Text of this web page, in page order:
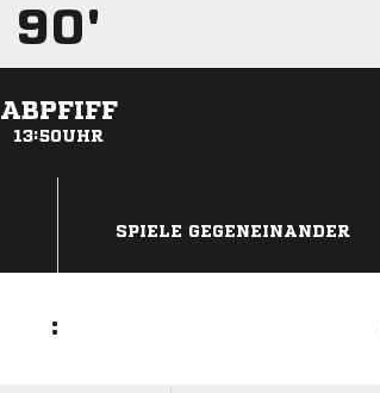
90'
ABPFIFF
13:50UHR
SPIELE GEGENEINANDER
: